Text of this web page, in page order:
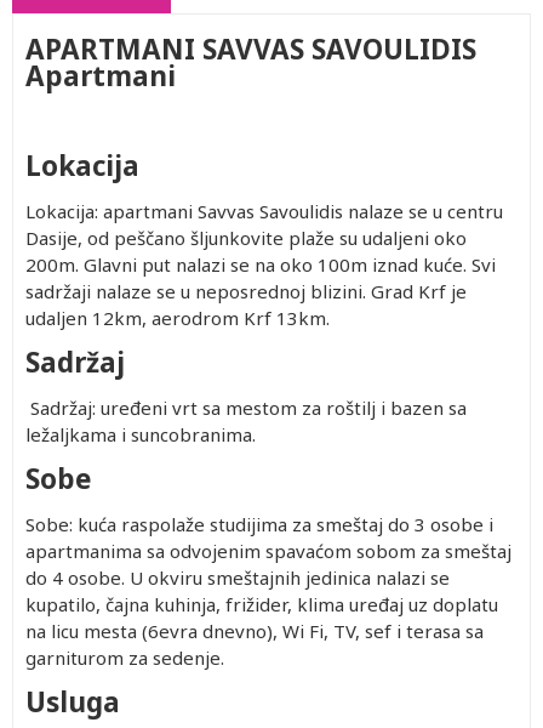
APARTMANI SAVVAS SAVOULIDIS
Apartmani
Lokacija
Lokacija: apartmani Savvas Savoulidis nalaze se u centru
Dasije, od peščano šljunkovite plaže su udaljeni oko
200m. Glavni put nalazi se na oko 100m iznad kuće. Svi
sadržaji nalaze se u neposrednoj blizini. Grad Krf je
udaljen 12km, aerodrom Krf 13km.
Sadržaj
Sadržaj: uređeni vrt sa mestom za roštilj i bazen sa
ležaljkama i suncobranima.
Sobe
Sobe: kuća raspolaže studijima za smeštaj do 3 osobe i
apartmanima sa odvojenim spavaćom sobom za smeštaj
do 4 osobe. U okviru smeštajnih jedinica nalazi se
kupatilo, čajna kuhinja, frižider, klima uređaj uz doplatu
na licu mesta (6evra dnevno), Wi Fi, TV, sef i terasa sa
garniturom za sedenje.
Usluga